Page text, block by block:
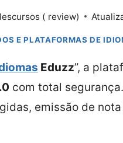
( review)
E PLATAFORMAS DE
Eduzz”, a
com total
emissão de